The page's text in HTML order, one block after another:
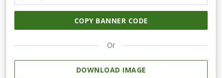
COPY BANNER CODE
Or
DOWNLOAD IMAGE